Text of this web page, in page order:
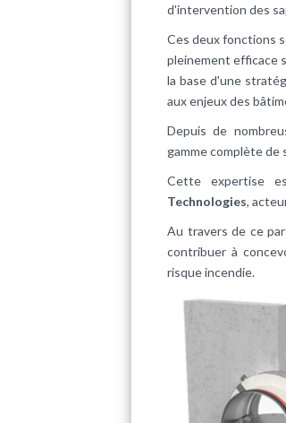
d'intervention des
Ces deux fonctions
pleinement efficace
la base d'une
aux enjeux des
Depuis de
gamme complète
Cette expertise
Technologies,
Au travers de ce
contribuer à
risque incendie.